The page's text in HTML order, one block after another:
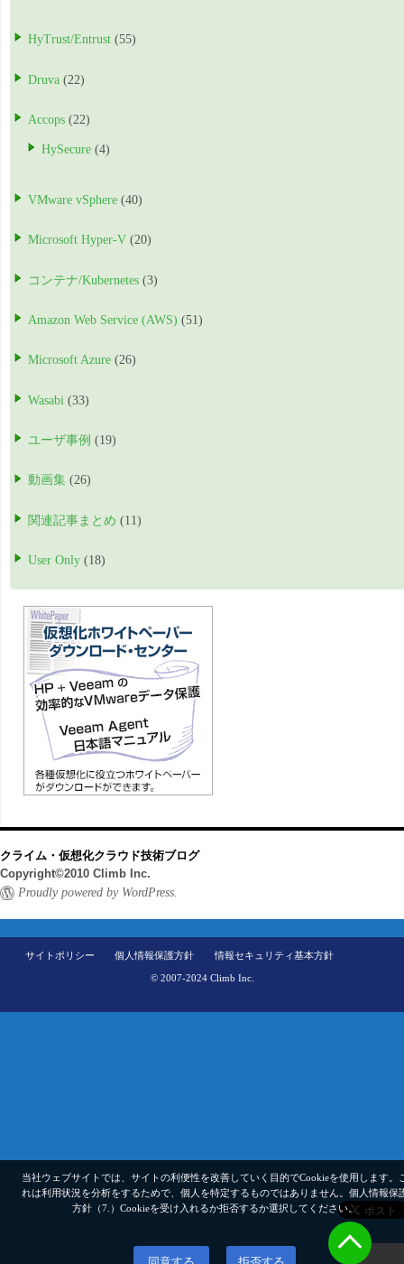
HyTrust/Entrust (55)
Druva (22)
Accops (22)
HySecure (4)
VMware vSphere (40)
Microsoft Hyper-V (20)
コンテナ/Kubernetes (3)
Amazon Web Service (AWS) (51)
Microsoft Azure (26)
Wasabi (33)
ユーザ事例 (19)
動画集 (26)
関連記事まとめ (11)
User Only (18)
クライム・仮想化クラウド技術ブログ
Copyright©2010 Climb Inc.
Proudly powered by WordPress.
サイトポリシー 個人情報保護方針 情報セキュリティ基本方針
© 2007-2024 Climb Inc.
当社ウェブサイトでは、サイトの利便性を改善していく目的でCookieを使用します。
れは利用状況を分析をするためで、個人を特定するものではありません。 個人情報保
方針（7.） Cookieを受け入れるか拒否するか選択してください。